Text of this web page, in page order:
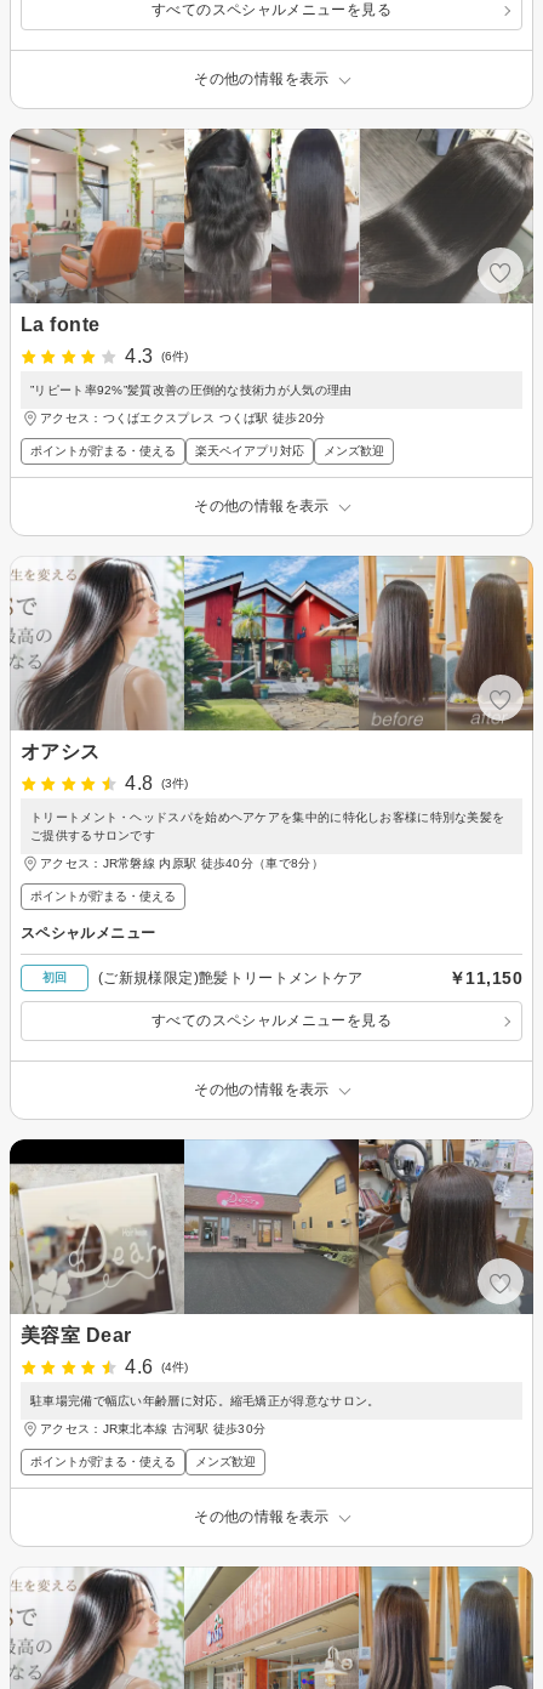
すべてのスペシャルメニューを見る
その他の情報を表示
La fonte
4.3
(6件)
”リピート率92%”髪質改善の圧倒的な技術力が人気の理由
アクセス：つくばエクスプレス つくば駅 徒歩20分
ポイントが貯まる・使える 楽天ペイアプリ対応 メンズ歓迎
その他の情報を表示
オアシス
4.8
(3件)
トリートメント・ヘッドスパを始めヘアケアを集中的に特化しお客様に特別な美髪を
ご提供するサロンです
アクセス：JR常磐線 内原駅 徒歩40分（車で8分）
ポイントが貯まる・使える
スペシャルメニュー
初回 (ご新規様限定)艶髪トリートメントケア ￥11,150
すべてのスペシャルメニューを見る
その他の情報を表示
美容室 Dear
4.6
(4件)
駐車場完備で幅広い年齢層に対応。縮毛矯正が得意なサロン。
アクセス：JR東北本線 古河駅 徒歩30分
ポイントが貯まる・使える メンズ歓迎
その他の情報を表示